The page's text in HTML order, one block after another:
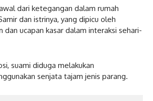
dari ketegangan dalam rumah
dan istrinya, yang dipicu oleh
dan ucapan kasar dalam interaksi sehari-
suami diduga melakukan
senjata tajam jenis parang.